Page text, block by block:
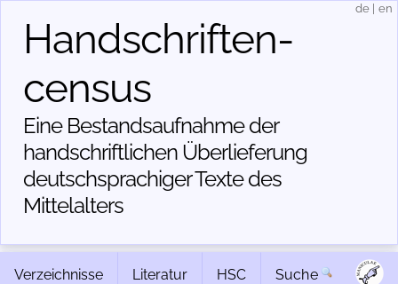
Handschriften­
census
Eine Bestandsaufnahme der
handschriftlichen Über­lieferung
deutschsprachiger Texte des
Mittelalters
de en
Verzeichnisse Literatur HSC Suche